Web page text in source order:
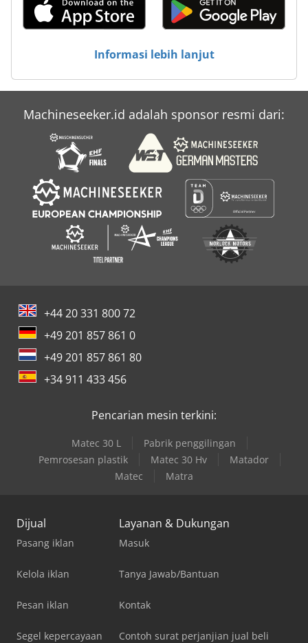
Informasi lebih lanjut
Machineseeker.id adalah sponsor resmi dari:
+44 20 331 800 72
+49 201 857 861 0
+49 201 857 861 80
+34 911 433 456
Pencarian mesin terkini:
Matec 30 L
Pabrik penggilingan
Pemrosesan plastik
Matec 30 Hv
Matador
Matec
Matra
Dijual
Pasang iklan
Kelola iklan
Pesan iklan
Segel kepercayaan
Layanan & Dukungan
Masuk
Tanya Jawab/Bantuan
Kontak
Contoh surat perjanjian jual beli